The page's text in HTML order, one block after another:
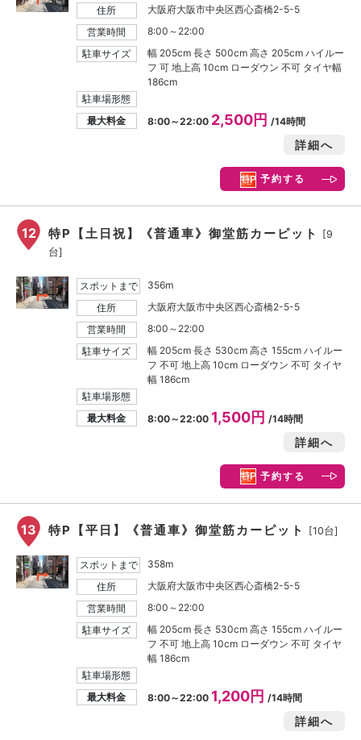
住所
大阪府大阪市中央区西心斎橋2-5-5
営業時間
8:00～22:00
駐車サイズ
幅 205cm 長さ 500cm 高さ 205cm ハイルー
フ 可 地上高 10cm ローダウン 不可 タイヤ幅
186cm
駐車場形態
最大料金
8:00～22:00 2,500円/14時間
詳細へ
予約する
12 特P【土日祝】《普通車》御堂筋カーピット
[9
台]
スポットまで
356m
住所
大阪府大阪市中央区西心斎橋2-5-5
営業時間
8:00～22:00
駐車サイズ
幅 205cm 長さ 530cm 高さ 155cm ハイルー
フ 不可 地上高 10cm ローダウン 不可 タイヤ
幅 186cm
駐車場形態
最大料金
8:00～22:00 1,500円 /14時間
詳細へ
予約する
13 特P【平日】《普通車》御堂筋カーピット [10台]
スポットまで
358m
住所
大阪府大阪市中央区西心斎橋2-5-5
営業時間
8:00～22:00
駐車サイズ
幅 205cm 長さ 530cm 高さ 155cm ハイルー
フ 不可 地上高 10cm ローダウン 不可 タイヤ
幅 186cm
駐車場形態
最大料金
8:00～22:00 1,200円 /14時間
詳細へ